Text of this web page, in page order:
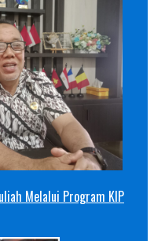
Melalui Program KIP